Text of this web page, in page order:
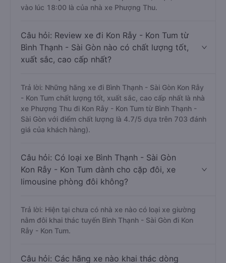
vào lúc 18:00 là của nhà xe Phượng Thu.
Câu hỏi: Review xe đi Kon Rẫy - Kon Tum từ
Bình Thạnh - Sài Gòn nào có chất lượng tốt,
xuất sắc, cao cấp nhất?
Trả lời: Những hãng xe đi Bình Thạnh - Sài Gòn Kon Rẫy
- Kon Tum chất lượng tốt, xuất sắc, cao cấp nhất là nhà
xe Phượng Thu đi Kon Rẫy - Kon Tum từ Bình Thạnh -
Sài Gòn với điểm chất lượng là 4.7/5 dựa trên 703 đánh
giá của khách hàng).
Câu hỏi: Có loại xe Bình Thạnh - Sài Gòn
Kon Rẫy - Kon Tum dành cho cặp đôi, xe
limousine phòng đôi không?
Trả lời: Hiện tại chưa có nhà xe nào có loại xe giường
nằm đôi khai thác tuyến Bình Thạnh - Sài Gòn đi Kon
Rẫy - Kon Tum.
Câu hỏi: Các hãng xe nào khai thác dòng